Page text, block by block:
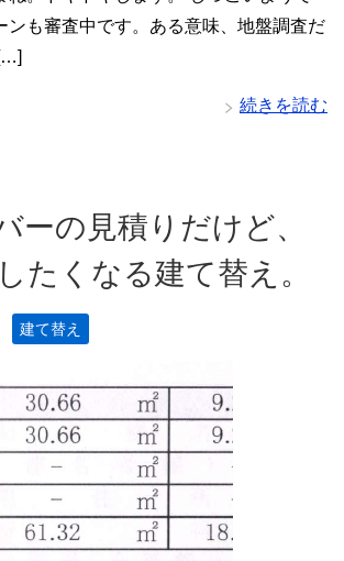
ンも審査中です。ある意味、地盤調査だ
続きを読む
ーの見積りだけど、
たくなる建て替え。
建て替え